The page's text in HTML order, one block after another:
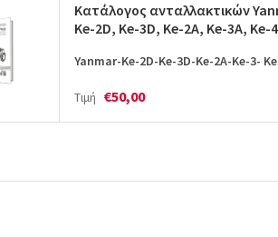
Κατάλογος ανταλλακτικών
Ke-2D, Ke-3D, Ke-2A, Ke-3A, Ke-
Yanmar-Ke-2D-Ke-3D-Ke-2A-Ke-3-
Τιμή €50,00